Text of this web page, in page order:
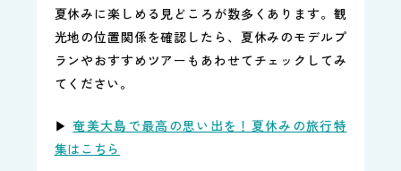
夏休みに楽しめる見どころが数多くあります。観
光地の位置関係を確認したら、夏休みのモデルプ
ランやおすすめツアーもあわせてチェックしてみ
てください。
▶奄美大島で最高の思い出を！夏休みの旅行特
集はこちら